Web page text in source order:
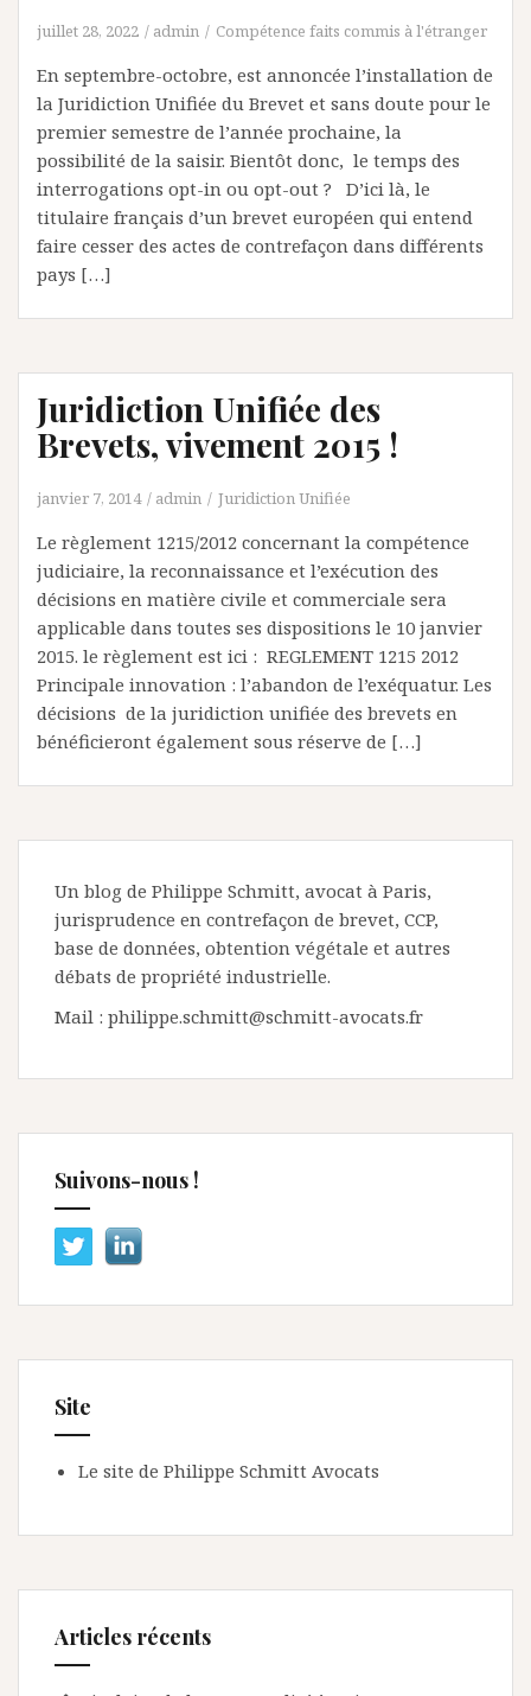
juillet 28, 2022 admin Compétence faits commis à l'étranger
En septembre-octobre, est annoncée l’installation de
la Juridiction Unifiée du Brevet et sans doute pour le
premier semestre de l’année prochaine, la
possibilité de la saisir. Bientôt donc, le temps des
interrogations opt-in ou opt-out ? D’ici là, le
titulaire français d’un brevet européen qui entend
faire cesser des actes de contrefaçon dans différents
pays […]
Juridiction Unifiée des
Brevets, vivement 2015 !
janvier 7, 2014 admin Juridiction Unifiée
Le règlement 1215/2012 concernant la compétence
judiciaire, la reconnaissance et l’exécution des
décisions en matière civile et commerciale sera
applicable dans toutes ses dispositions le 10 janvier
2015. le règlement est ici : REGLEMENT 1215 2012
Principale innovation : l’abandon de l’exéquatur. Les
décisions de la juridiction unifiée des brevets en
bénéficieront également sous réserve de […]
Un blog de Philippe Schmitt, avocat à Paris,
jurisprudence en contrefaçon de brevet, CCP,
base de données, obtention végétale et autres
débats de propriété industrielle.
Mail : philippe.schmitt@schmitt-avocats.fr
Suivons-nous !
Site
Le site de Philippe Schmitt Avocats
Articles récents